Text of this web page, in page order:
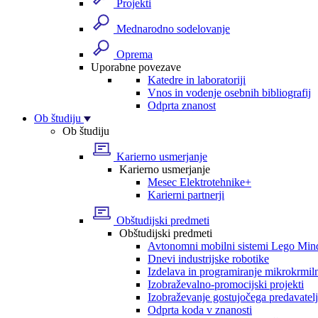
Projekti
Mednarodno sodelovanje
Oprema
Uporabne povezave
Katedre in laboratoriji
Vnos in vodenje osebnih bibliografij
Odprta znanost
Ob študiju
Ob študiju
Karierno usmerjanje
Karierno usmerjanje
Mesec Elektrotehnike+
Karierni partnerji
Obštudijski predmeti
Obštudijski predmeti
Avtonomni mobilni sistemi Lego
Dnevi industrijske robotike
Izdelava in programiranje
Izobraževalno-promocijski projekti
Izobraževanje gostujočega
Odprta koda v znanosti